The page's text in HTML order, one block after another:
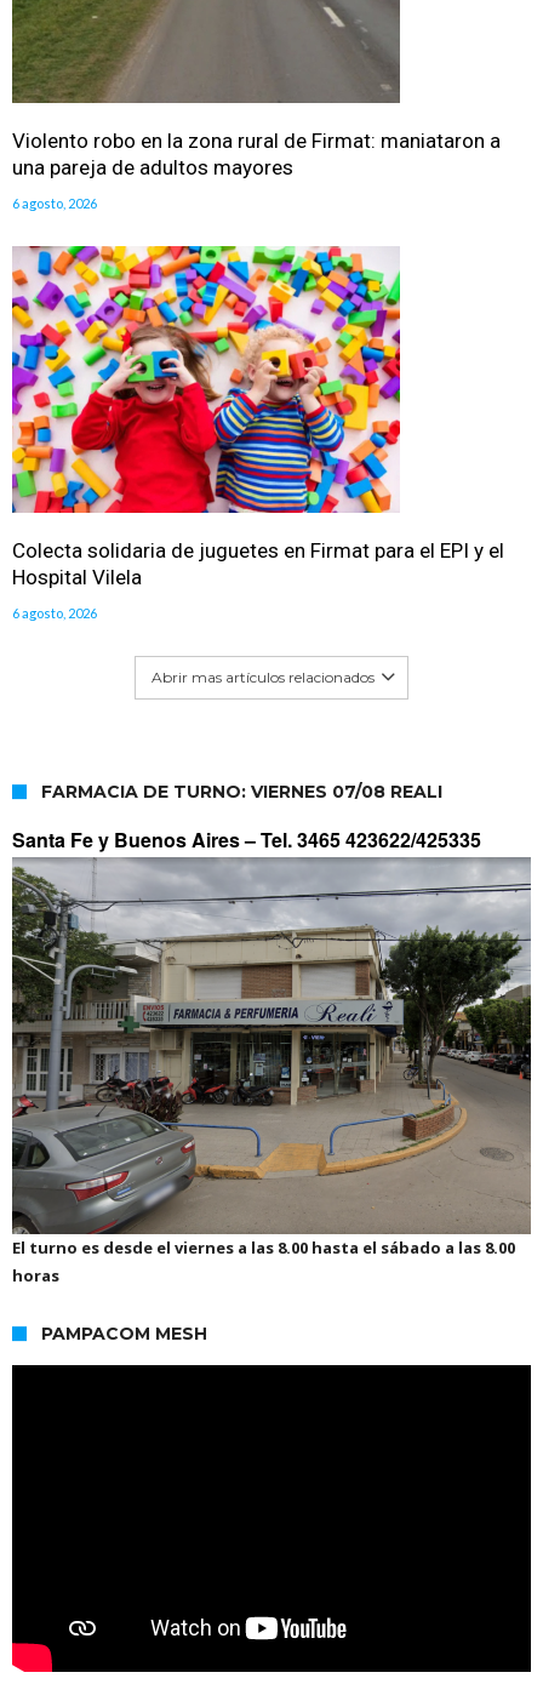
Violento robo en la zona rural de Firmat: maniataron a
una pareja de adultos mayores
6 agosto, 2026
Colecta solidaria de juguetes en Firmat para el EPI y el
Hospital Vilela
6 agosto, 2026
Abrir mas artículos relacionados
FARMACIA DE TURNO: VIERNES 07/08 REALI
Santa Fe y Buenos Aires –Tel. 3465 423622/425335
El turno es desde el viernes a las 8.00 hasta el sábado a las 8.00
horas
PAMPACOM MESH